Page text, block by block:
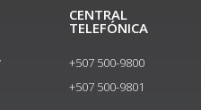
CENTRAL
TELEFÓNICA
+507 500-9800
+507 500-9801​